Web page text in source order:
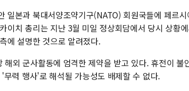
일본과 북대서양조약기구(NATO) 회원국들에 페르
이치 총리는 지난 3월 미일 정상회담에서 당시 상황
에 설명한 것으로 알려졌다.
외 군사활동에 엄격한 제약을 받고 있다. 휴전이 불
력 행사'로 해석될 가능성도 배제할 수 없다.